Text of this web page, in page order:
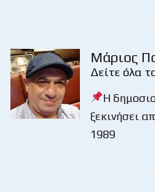
Μάριος
Δείτε όλα
Η
ξεκινήσει
1989